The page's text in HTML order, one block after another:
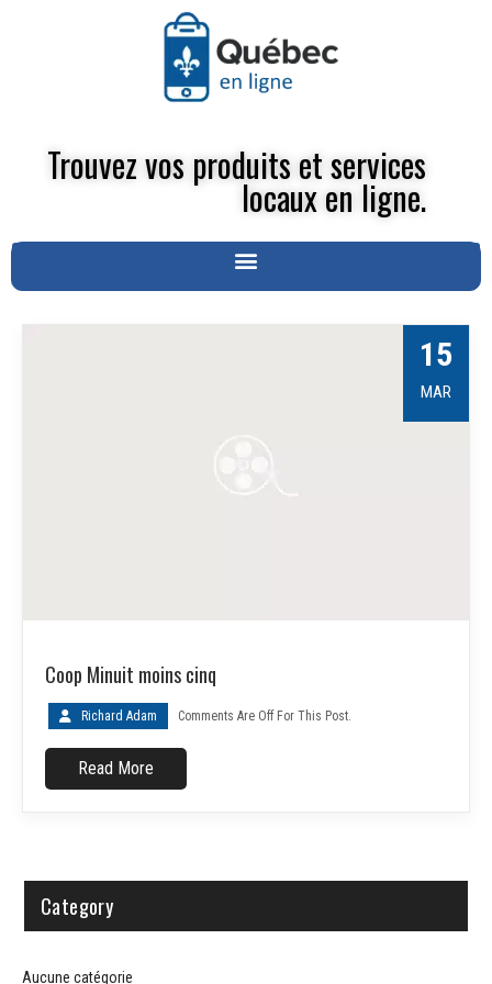
Trouvez vos produits et services
locaux en ligne.
15
MAR
Coop Minuit moins cinq
Richard Adam Comments Are Off For This Post.
Read More
Category
Aucune catégorie